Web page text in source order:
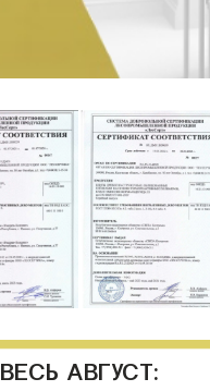
ВЕСЬ АВГУСТ: